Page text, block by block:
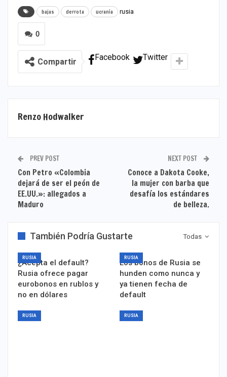
bajas derrota rusia
ucrania
0
Compartir Facebook Twitter
Renzo Hodwalker
PREV POST
Con Petro «Colombia
dejará de ser el peón de
EE.UU.»: allegados a
Maduro
NEXT POST
Conoce a Dakota Cooke,
la mujer con barba que
desafía los estándares
de belleza.
Todas
También Podría Gustarte
RUSIA
¿Acepta el default?
Rusia ofrece pagar
eurobonos en rublos y
no en dólares
RUSIA
Los bonos de Rusia se
hunden como nunca y
ya tienen fecha de
default
RUSIA RUSIA